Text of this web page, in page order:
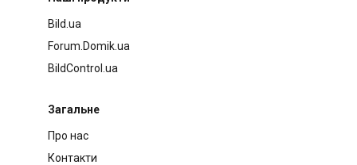
Bild.ua
Forum.Domik.ua
BildControl.ua
Загальне
Про нас
Контакти